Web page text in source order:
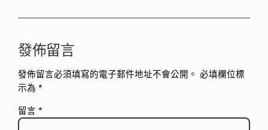
發佈留言
發佈留言必須填寫的電子郵件地址不會公開。 必填欄位標
示為*
留言*